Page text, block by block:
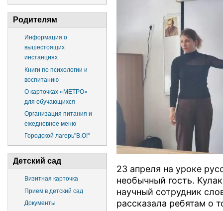
Родителям
Информация о
вышестоящих
инстанциях
Книги по психологии и
воспитанию
О карточках «МЕТРО»
для обучающихся
Организация питания и
ежедневное меню
Городской лагерь"В.О!"
Детский сад
Визитная карточка
Прием в детский сад
Документы
23 апреля на уроке
необычный гость.
научный сотрудник
рассказала ребятам о